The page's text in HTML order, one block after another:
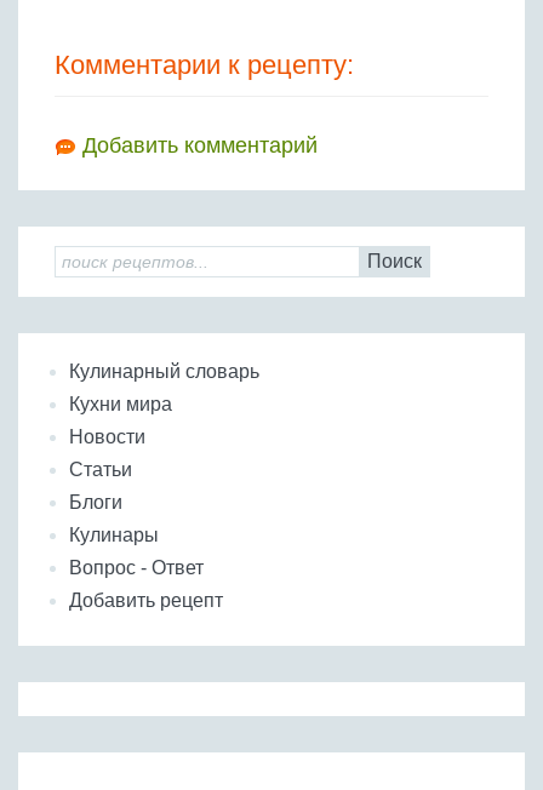
Комментарии к рецепту:
Добавить комментарий
Поиск
Кулинарный словарь
Кухни мира
Новости
Статьи
Блоги
Кулинары
Вопрос - Ответ
Добавить рецепт